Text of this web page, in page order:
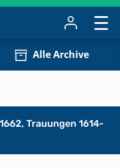
Alle Archive
Trauungen 1614-